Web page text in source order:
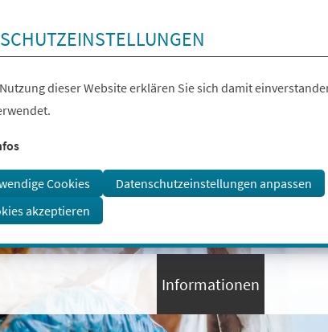
dieser Website erklären Sie sich damit
Cookies
Datenschutzeinstellungen anpassen
akzeptieren
Informationen